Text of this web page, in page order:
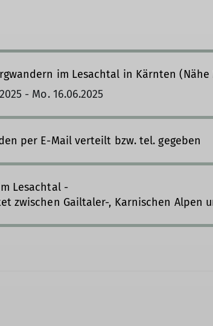
im Lesachtal in Kärnten (Nähe
- Mo. 16.06.2025
per E-Mail verteilt bzw. tel. gegeben
Lesachtal -
zwischen Gailtaler-, Karnischen Alpen